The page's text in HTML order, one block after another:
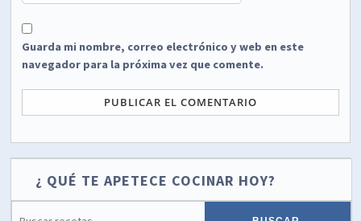
Guarda mi nombre, correo electrónico y web en este
navegador para la próxima vez que comente.
¿ QUÉ TE APETECE COCINAR HOY?